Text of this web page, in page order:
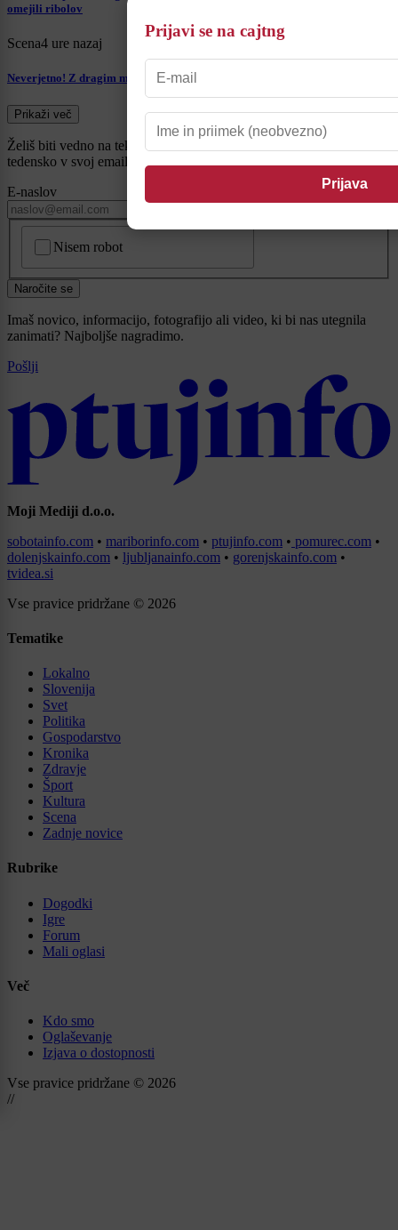
omejili ribolov
Scena4 ure nazaj
Neverjetno! Z dragim motorjem po lubenico, nato pa odpeljal brez plačila
Prikaži več
Želiš biti vedno na tekočem? Prijavi se na novice in dvakrat
tedensko v svoj email nabiralnik prejmi pregled svežih novic.
E-naslov
Nisem robot
Naročite se
Imaš novico, informacijo, fotografijo ali video, ki bi nas utegnila
zanimati? Najboljše nagradimo.
Pošlji
Moji Mediji d.o.o.
sobotainfo.com • mariborinfo.com • ptujinfo.com • pomurec.com •
dolenjskainfo.com • ljubljanainfo.com • gorenjskainfo.com •
tvidea.si
Vse pravice pridržane © 2026
Tematike
Lokalno
Slovenija
Svet
Politika
Gospodarstvo
Kronika
Zdravje
Šport
Kultura
Scena
Zadnje novice
Rubrike
Dogodki
Igre
Forum
Mali oglasi
Več
Kdo smo
Oglaševanje
Izjava o dostopnosti
Vse pravice pridržane © 2026
//
Prijavi se na cajtng